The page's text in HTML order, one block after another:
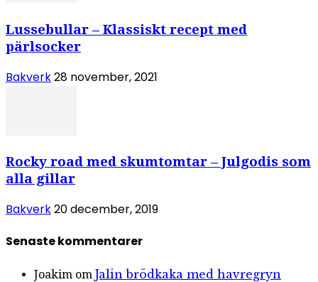
Lussebullar – Klassiskt recept med
pärlsocker
Bakverk28 november, 2021
Rocky road med skumtomtar – Julgodis som
alla gillar
Bakverk20 december, 2019
Senaste kommentarer
Joakim om Jalin brödkaka med havregryn